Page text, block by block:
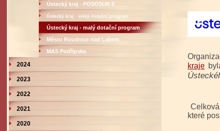
Ústecký kraj - POSOSUK 6
Ústecký kraj - velký dotační program
Ústecký kraj - malý dotační program
Město Roudnice nad Labem
MAS Podřipsko
2024
2023
2022
2021
2020
kraje
které